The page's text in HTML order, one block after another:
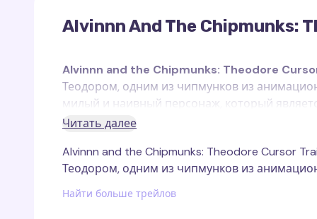
Alvinnn And The Chipmunks:
Alvinnn and the Chipmunks: Theodore
Теодором, одним из чипмунков из
милый и наивный персонаж, который
помочь своим друзьям и имеет
Этот кастомный след курсора для Теодора
изображает Теодора в его характерной
Яркие цвета и простой дизайн делают этот
Читать далее
Alvinnn and the Chipmunks: Theodore Cursor
Теодором, одним из чипмунков из
Найти больше трейлов